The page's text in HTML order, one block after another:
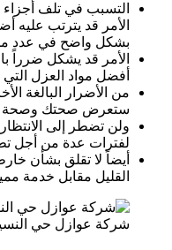
التسبب في تلف أجزاء
الأمر قد يترتب عليه
بشكل واضح في عدد من
الأمر قد يشكل ضرراً
أفضل مواد العزل
من الأضرار البالغة
ستعرض صحتك وصحة
ولن تضطر إلى
لفترات عدة من أجل
أيضاً لا تقلق بشأن
القليل مقابل خدمة
شركة عوازل حي